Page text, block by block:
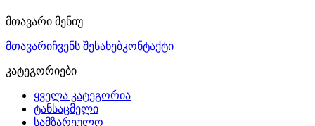
მთავარი მენიუ
მთავარიჩვენს შესახებკონტაქტი
კატეგორიები
ყველა კატეგორია
ტანსაცმელი
სამზარეულო